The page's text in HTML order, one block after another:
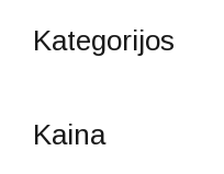
Kategorijos
Kaina